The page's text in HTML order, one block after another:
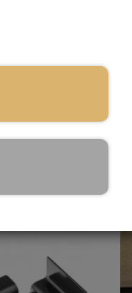
leveres næste dag
hele din ordre